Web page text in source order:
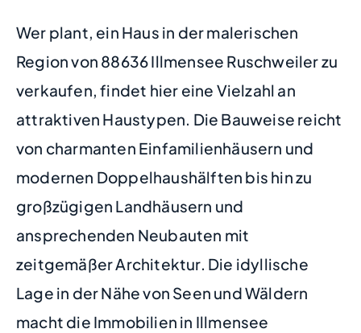
Wer plant, ein Haus in der malerischen
Region von 88636 Illmensee Ruschweiler zu
verkaufen, findet hier eine Vielzahl an
attraktiven Haustypen. Die Bauweise reicht
von charmanten Einfamilienhäusern und
modernen Doppelhaushälften bis hin zu
großzügigen Landhäusern und
ansprechenden Neubauten mit
zeitgemäßer Architektur. Die idyllische
Lage in der Nähe von Seen und Wäldern
macht die Immobilien in Illmensee